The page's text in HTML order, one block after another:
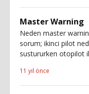
Master Warning
Neden master
sorum; ikinci pilot
sustururken otopilot
11 yıl önce